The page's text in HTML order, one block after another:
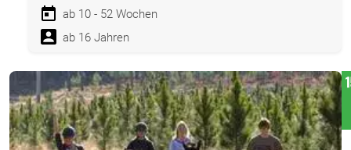
ab 10 - 52 Wochen
ab 16 Jahren